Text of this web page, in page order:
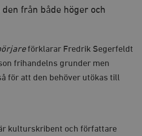
från både höger och
förklarar Fredrik Segerfeldt
frihandelns grunder men
för att den behöver utökas till
kulturskribent och författare